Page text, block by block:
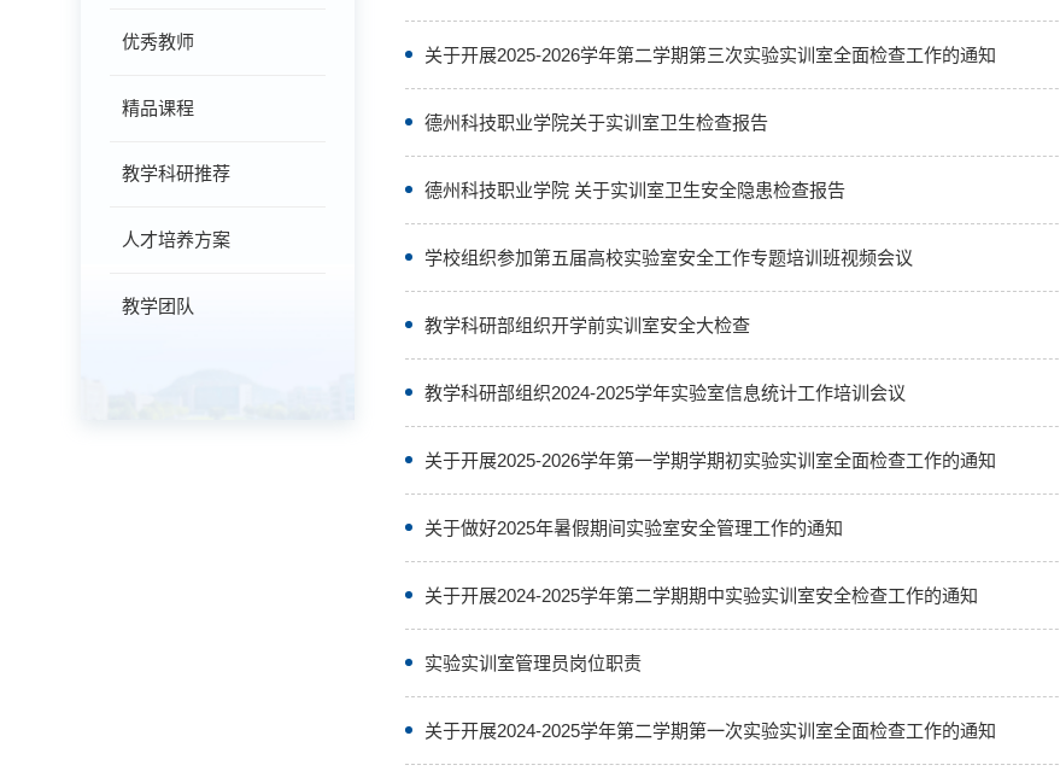
优秀教师
精品课程
教学科研推荐
人才培养方案
教学团队
关于开展2025-2026学年第二学期第三次实验实训室全面检查工作的通知
德州科技职业学院关于实训室卫生检查报告
德州科技职业学院 关于实训室卫生安全隐患检查报告
学校组织参加第五届高校实验室安全工作专题培训班视频会议
教学科研部组织开学前实训室安全大检查
教学科研部组织2024-2025学年实验室信息统计工作培训会议
关于开展2025-2026学年第一学期学期初实验实训室全面检查工作的通知
关于做好2025年暑假期间实验室安全管理工作的通知
关于开展2024-2025学年第二学期期中实验实训室安全检查工作的通知
实验实训室管理员岗位职责
关于开展2024-2025学年第二学期第一次实验实训室全面检查工作的通知